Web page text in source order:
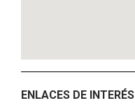
ENLACES DE INTERÉS